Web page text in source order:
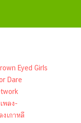
Eyed Girls
Dare
เพลง-
งเกาหลี